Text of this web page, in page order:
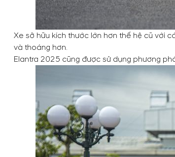
Xe sở hữu kích thước lớn hơn thế hệ cũ với
và thoáng hơn.
Elantra 2025 cũng được sử dụng phương